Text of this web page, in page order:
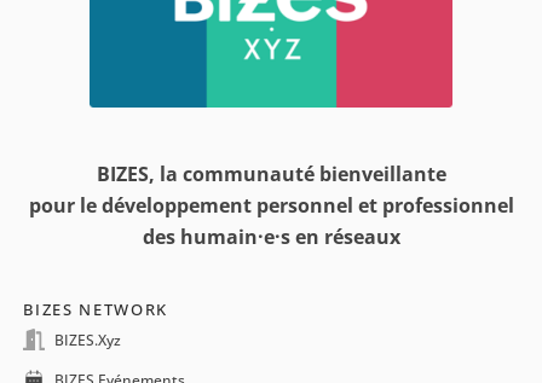
BIZES, la communauté bienveillante
pour le développement personnel et professionnel
des humain·e·s en réseaux
BIZES NETWORK
BIZES.xyz